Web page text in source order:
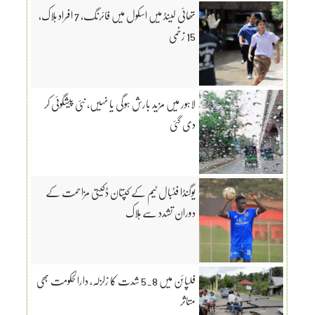
تھائی لینڈ میں اسکول میں فائرنگ، 7 افراد ہلاک،
15 زخمی
لاہور میں مزید بارش ہوگی یا نہیں، نئی پیشگوئی کر
دی گئی
یوگنڈا فٹبال ٹیم کے کپتان ڈکیتی مزاحمت کے
دوران تشدد سے ہلاک
فلپائن میں 5.8 شدت کا زلزلہ، دارالحکومت بھی
متاثر